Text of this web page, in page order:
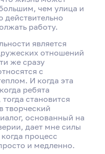
чем улица и
действительно
работу.
является
отношений
же сразу
с
И когда эта
ребята
становится
творческий
основанный на
дает мне силы
процесс
и медленно.